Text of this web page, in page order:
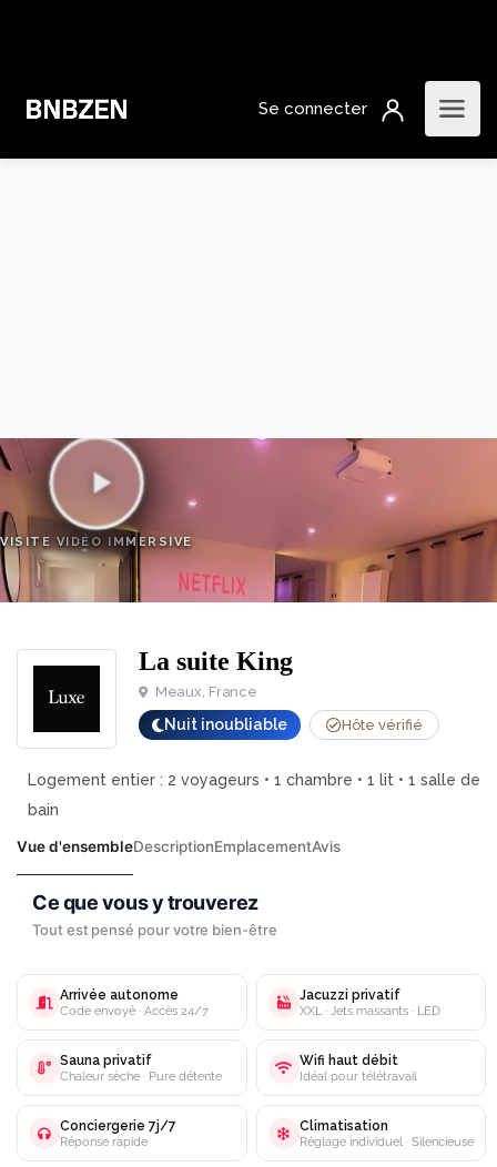
VISITE VIDÉO IMMERSIVE
Nuit inoubliable Hôte vérifié
La suite King
Meaux, France
Logement entier : 2 voyageurs • 1 chambre • 1 lit • 1 salle de
bain
Vue d'ensembleDescriptionEmplacementAvis
Arrivée autonome
Code envoyé · Accès 24/7
Jacuzzi privatif
XXL · Jets massants · LED
Sauna privatif
Chaleur sèche · Pure détente
Wifi haut débit
Idéal pour télétravail
Conciergerie 7j/7
Réponse rapide
Climatisation
Réglage individuel · Silencieuse